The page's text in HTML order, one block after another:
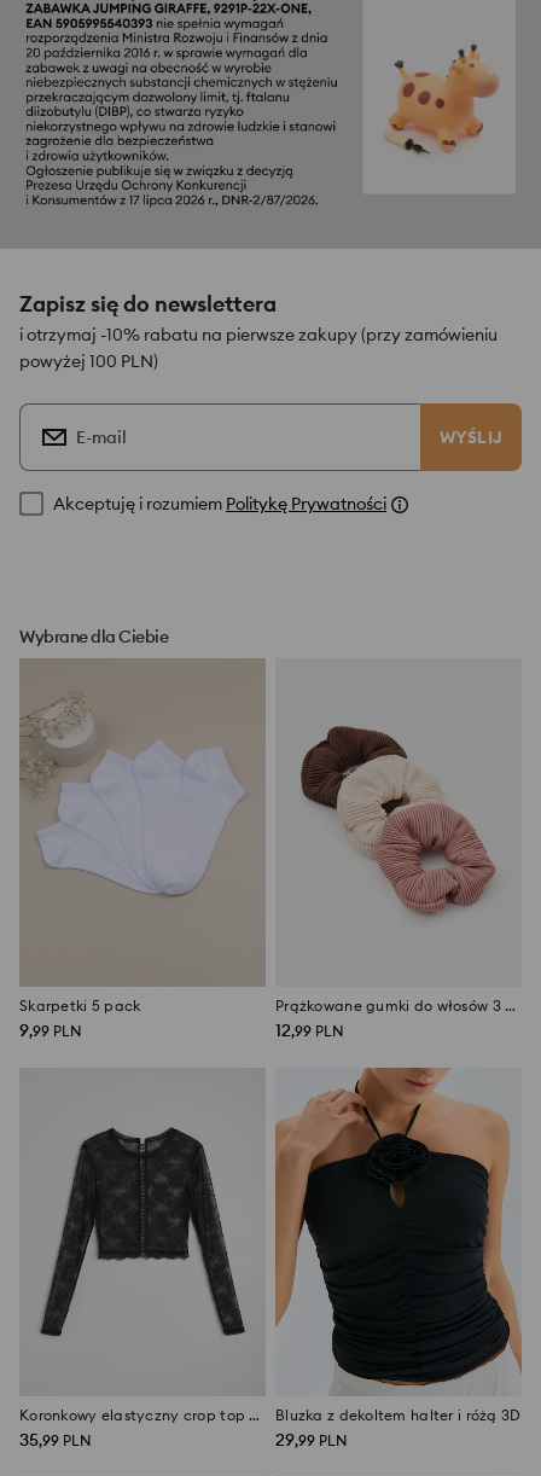
Zapisz się do newslettera
i otrzymaj -10% rabatu na pierwsze zakupy (przy zamówieniu
powyżej 100 PLN)
E-mail WYŚLIJ
Akceptuję i rozumiem Politykę Prywatności
Wybrane dla Ciebie
Skarpetki 5 pack
9,99 PLN
Prążkowane gumki do włosów 3 pack
12,99 PLN
Koronkowy elastyczny crop top z długim rękawem
35,99 PLN
Bluzka z dekoltem halter i różą 3D
29,99 PLN